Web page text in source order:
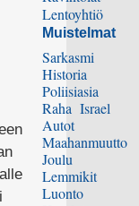
Lentoyhtiö
Muistelmat
Sarkasmi
Historia
Poliisiasia
Raha Israel
Autot
Maahanmuutto
Joulu
Lemmikit
Luonto